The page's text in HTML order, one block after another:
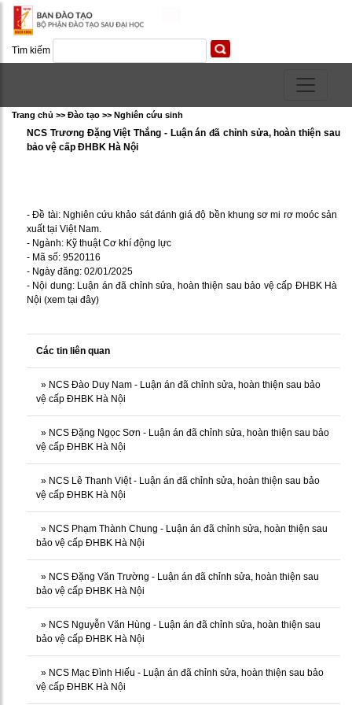
Tìm kiếm
Trang chủ >> Ðào tạo >> Nghiên cứu sinh
NCS Trương Đặng Việt Thắng - Luận án đã chỉnh sửa, hoàn thiện sau
bảo vệ cấp ĐHBK Hà Nội
- Đề tài: Nghiên cứu khảo sát đánh giá độ bền khung sơ mi rơ moóc sản
xuất tại Việt Nam.
- Ngành: Kỹ thuật Cơ khí động lực
- Mã số: 9520116
- Ngày đăng: 02/01/2025
- Nội dung: Luận án đã chỉnh sửa, hoàn thiện sau bảo vệ cấp ĐHBK Hà
Nội (xem tại đây)
Các tin liên quan
» NCS Đào Duy Nam - Luận án đã chỉnh sửa, hoàn thiện sau bảo
vệ cấp ĐHBK Hà Nội
» NCS Đặng Ngọc Sơn - Luận án đã chỉnh sửa, hoàn thiện sau bảo
vệ cấp ĐHBK Hà Nội
» NCS Lê Thanh Việt - Luận án đã chỉnh sửa, hoàn thiện sau bảo
vệ cấp ĐHBK Hà Nội
» NCS Phạm Thành Chung - Luận án đã chỉnh sửa, hoàn thiện sau
bảo vệ cấp ĐHBK Hà Nội
» NCS Đặng Văn Trường - Luận án đã chỉnh sửa, hoàn thiện sau
bảo vệ cấp ĐHBK Hà Nội
» NCS Nguyễn Văn Hùng - Luận án đã chỉnh sửa, hoàn thiện sau
bảo vệ cấp ĐHBK Hà Nội
» NCS Mạc Đình Hiếu - Luận án đã chỉnh sửa, hoàn thiện sau bảo
vệ cấp ĐHBK Hà Nội